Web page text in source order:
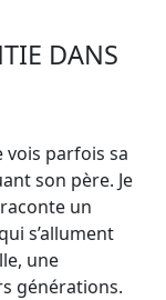
DANS
vois parfois sa
son père. Je
un
s’allument
une
générations.